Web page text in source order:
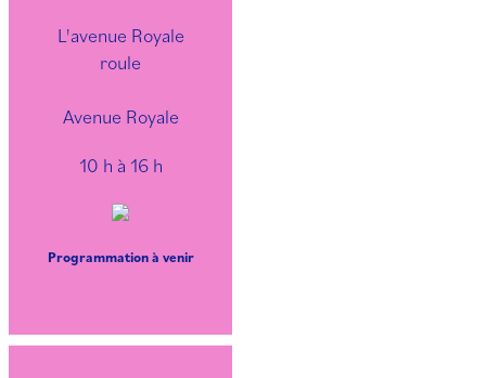
L'avenue Royale
roule
Avenue Royale
10 h à 16 h
Programmation à venir